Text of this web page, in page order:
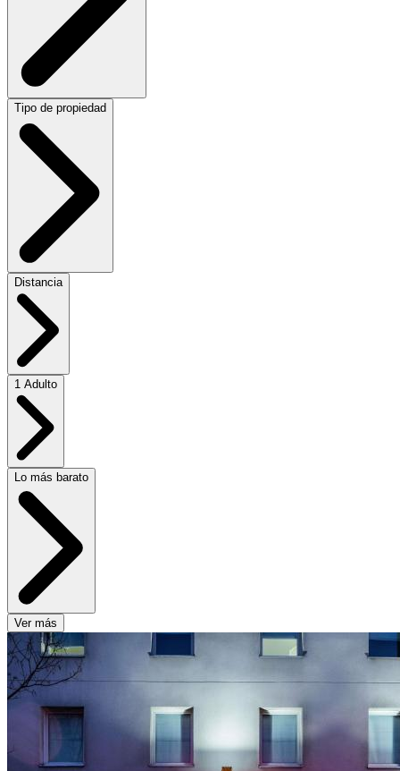
Tipo de propiedad
Distancia
1 Adulto
Lo más barato
Ver más